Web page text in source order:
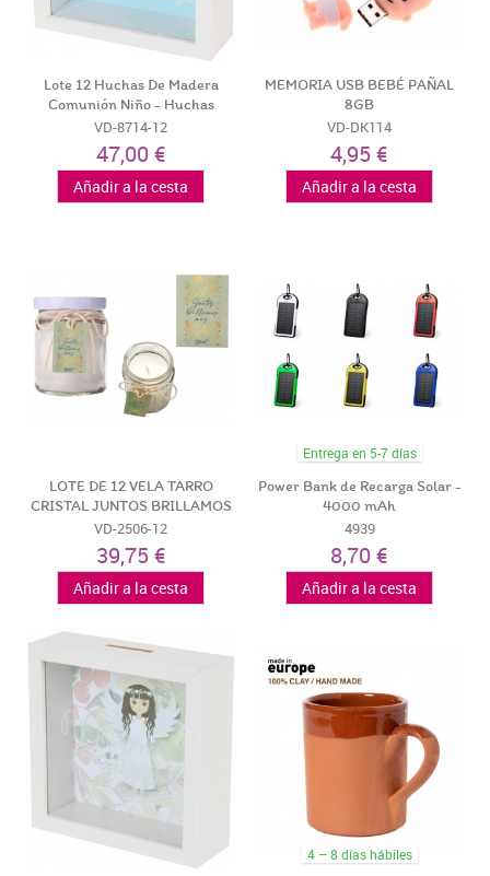
Lote 12 Huchas De Madera
Comunión Niño - Huchas
Madera...
VD-8714-12
47,00 €
Añadir a la cesta
MEMORIA USB BEBÉ PAÑAL
8GB
VD-DK114
4,95 €
Añadir a la cesta
LOTE DE 12 VELA TARRO
CRISTAL JUNTOS BRILLAMOS
MÁS
VD-2506-12
39,75 €
Añadir a la cesta
Entrega en 5-7 días
Power Bank de Recarga Solar -
4000 mAh
4939
8,70 €
Añadir a la cesta
4 – 8 días hábiles